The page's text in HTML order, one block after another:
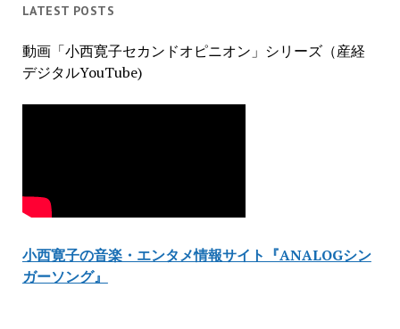
LATEST POSTS
動画「小西寛子セカンドオピニオン」シリーズ（産経
デジタルYouTube)
小西寛子の音楽・エンタメ情報サイト『ANALOGシン
ガーソング』